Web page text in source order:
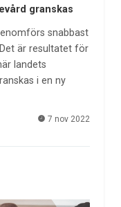
granskas
snabbast
är resultatet för
landets
i en ny
7 nov 2022